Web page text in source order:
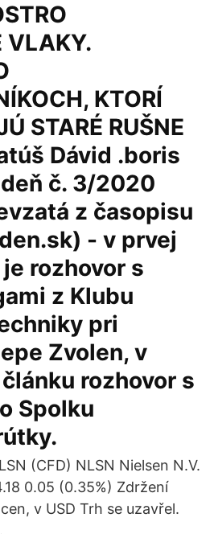
VLAKY.
KTORÍ
STARÉ RUŠNE
Dávid .boris
č. 3/2020
z časopisu
- v prvej
rozhovor s
z Klubu
pri
Zvolen, v
rozhovor s
Spolku
(CFD) NLSN Nielsen N.V.
0.05 (0.35%) Zdržení
v USD Trh se uzavřel.